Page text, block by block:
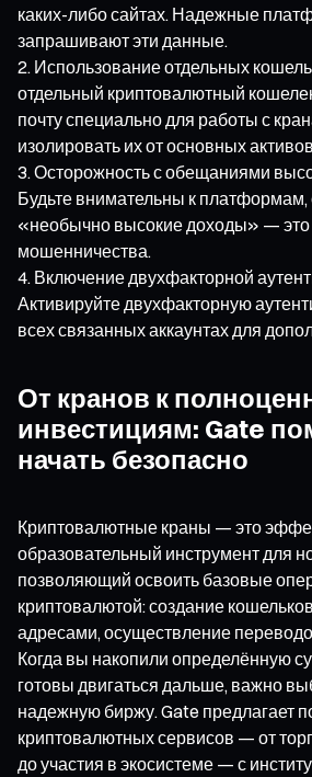
каких-либо сайтах. Надежные
запрашивают эти данные.
Использование отдельных
отдельный криптовалютный
почту специально для работы с
изолировать их от основных
Осторожность с обещаниями
Будьте внимательны к
«необычно высокие доходы» — это
мошенничества.
Включение двухфакторной
Активируйте двухфакторную
всех связанных аккаунтах для
От кранов к
инвестициям: Gate
начать безопасно
Криптовалютные краны — это
образовательный инструмент для
позволяющий освоить базовые
криптовалютой: создание
адресами, осуществление
Когда вы накопили определённую
готовы двигаться дальше, важно
надежную биржу. Gate предлагает
криптовалютных сервисов — от
до участия в экосистеме — с